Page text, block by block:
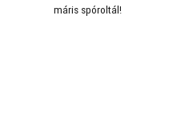
máris spóroltál!